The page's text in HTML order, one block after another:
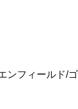
ンフィールド/